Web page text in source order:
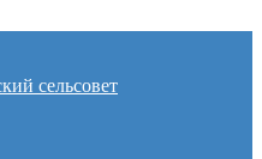
сельсовет